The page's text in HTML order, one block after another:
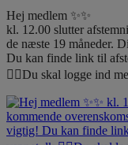
Hej medlem ✨✨
kl. 12.00 slutter
de næste 19 måneder.
Du kan finde link til
☝🏼Du skal logge ind